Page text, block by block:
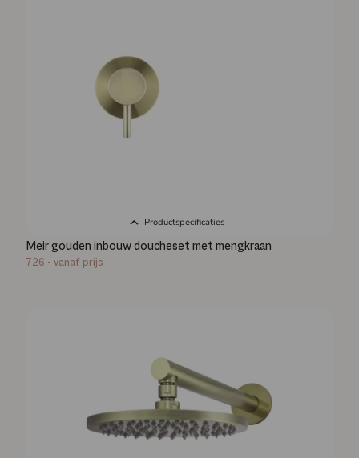
Productspecificaties
Meir gouden inbouw doucheset met mengkraan
726,- vanaf prijs